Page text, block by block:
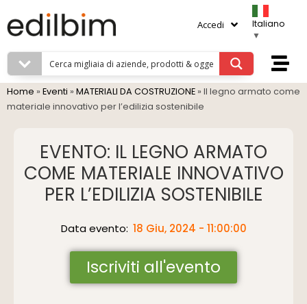
Accedi
Italiano
▼
Home » Eventi » MATERIALI DA COSTRUZIONE » Il legno armato come
materiale innovativo per l’edilizia sostenibile
EVENTO: IL LEGNO ARMATO
COME MATERIALE INNOVATIVO
PER L’EDILIZIA SOSTENIBILE
Data evento: 18 Giu, 2024 - 11:00:00
Iscriviti all'evento